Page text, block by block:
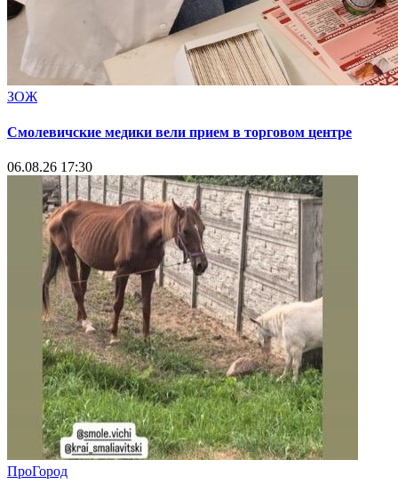
ЗОЖ
Смолевичские медики вели прием в торговом центре
06.08.26 17:30
ПроГород